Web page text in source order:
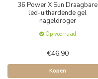
36 Power X Sun Draagbare
led-uithardende gel
nageldroger
Op voorraad
€46,90
Kopen